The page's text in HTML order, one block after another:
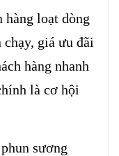
loạt dòng
giá ưu đãi
hàng nhanh
là cơ hội
sương